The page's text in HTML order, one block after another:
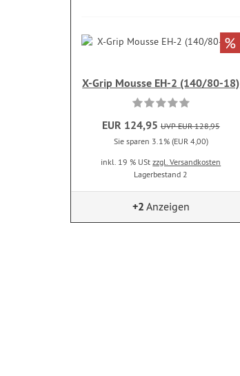
X-Grip Mousse EH-2 (140/80-18)
EUR 124,95 UVP EUR 128,95
Sie sparen 3.1% (EUR 4,00)
inkl. 19 % UStzzgl. Versandkosten
Lagerbestand 2
%
+2 Anzeigen